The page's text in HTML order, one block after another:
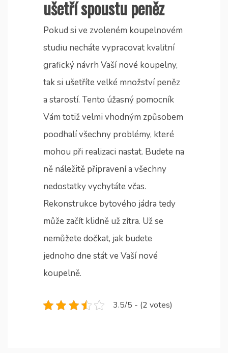
ušetří spoustu peněz
Pokud si ve zvoleném koupelnovém
studiu necháte vypracovat kvalitní
grafický návrh Vaší nové koupelny,
tak si ušetříte velké množství peněz
a starostí. Tento úžasný pomocník
Vám totiž velmi vhodným způsobem
poodhalí všechny problémy, které
mohou při realizaci nastat. Budete na
ně náležitě připravení a všechny
nedostatky vychytáte včas.
Rekonstrukce bytového jádra tedy
může začít klidně už zítra. Už se
nemůžete dočkat, jak budete
jednoho dne stát ve Vaší nové
koupelně.
3.5/5 - (2 votes)